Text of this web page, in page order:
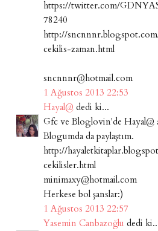
https://twitter.com/
78240
http://
cekilis-zaman.html
sncnnnr@hotmail.com
1 Ağustos 2013 22:53
Hayal@dedi ki...
Gfc ve Bloglovin'de Hayal@
Blogumda da paylaştım.
http://
cekilisler.html
minimaxy@hotmail.com
Herkese bol şanslar:)
1 Ağustos 2013 22:57
Yasemin Canbazoğlu dedi